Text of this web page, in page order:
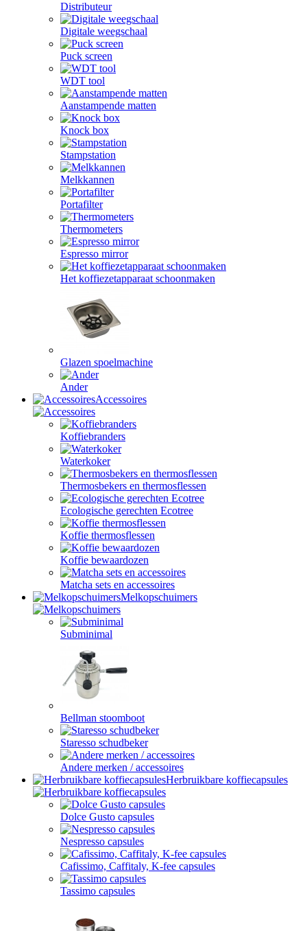
Distributeur
Digitale weegschaal
Puck screen
WDT tool
Aanstampende matten
Knock box
Stampstation
Melkkannen
Portafilter
Thermometers
Espresso mirror
Het koffiezetapparaat schoonmaken
Glazen spoelmachine
Ander
Accessoires
Koffiebranders
Waterkoker
Thermosbekers en thermosflessen
Ecologische gerechten Ecotree
Koffie thermosflessen
Koffie bewaardozen
Matcha sets en accessoires
Melkopschuimers
Subminimal
Bellman stoomboot
Staresso schudbeker
Andere merken / accessoires
Herbruikbare koffiecapsules
Dolce Gusto capsules
Nespresso capsules
Cafissimo, Caffitaly, K-fee capsules
Tassimo capsules